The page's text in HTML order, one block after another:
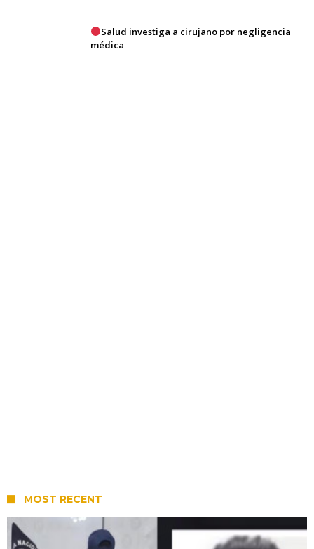
Salud investiga a cirujano por negligencia
médica
MOST RECENT